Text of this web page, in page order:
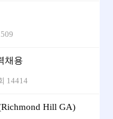
채용
14414
Hill GA)